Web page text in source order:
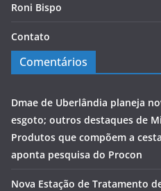
Roni Bispo
Contato
Comentários
Dmae de Uberlândia planeja
esgoto; outros destaques de
Produtos que compõem a
aponta pesquisa do Procon
Nova Estação de Tratamento